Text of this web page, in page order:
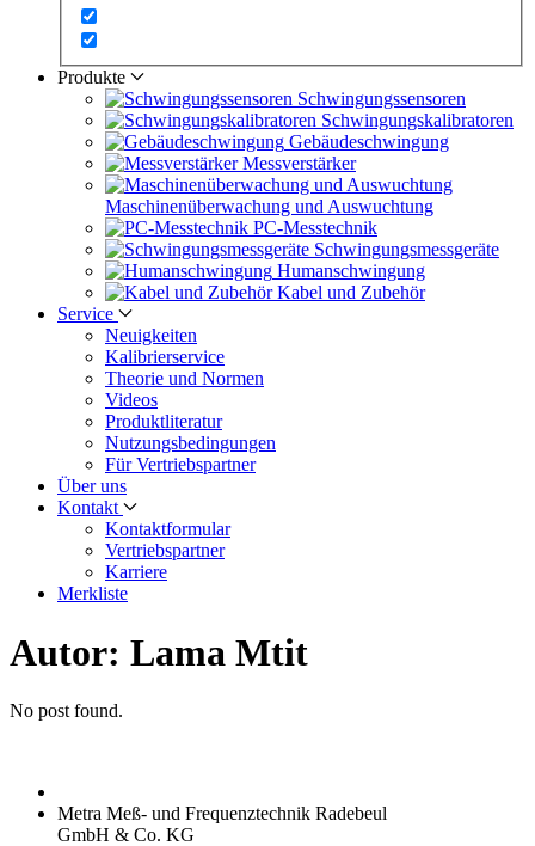
Produkte
Schwingungs­sensoren
Schwingungs­kalibratoren
Gebäude­schwingung
Messverstärker
Maschinen­überwachung und Auswuchtung
PC-Messtechnik
Schwingungs­messgeräte
Human­schwingung
Kabel und Zubehör
Service
Neuigkeiten
Kalibrier­service
Theorie und Normen
Videos
Produkt­literatur
Nutzungs­bedingungen
Für Vertriebs­partner
Über uns
Kontakt
Kontaktformular
Vertriebs­partner
Karriere
Merkliste
Autor: Lama Mtit
No post found.
Metra Meß- und Frequenztechnik Radebeul
GmbH & Co. KG